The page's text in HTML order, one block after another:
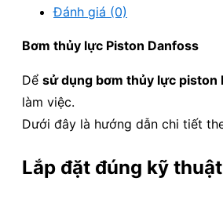
Đánh giá (0)
Bơm thủy lực Piston Danfoss
Dể sử dụng bơm thủy lực piston
làm việc.
Dưới đây là hướng dẫn chi tiết
Lắp đặt đúng kỹ thuật